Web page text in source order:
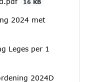
16 KB
2024 met
Leges per 1
2024D